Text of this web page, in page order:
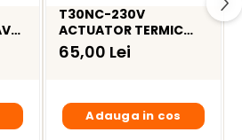
T30NC-230V
ACTUATOR TERMIC
230V, FILET M30*1.5
65,00 Lei
Adauga in cos